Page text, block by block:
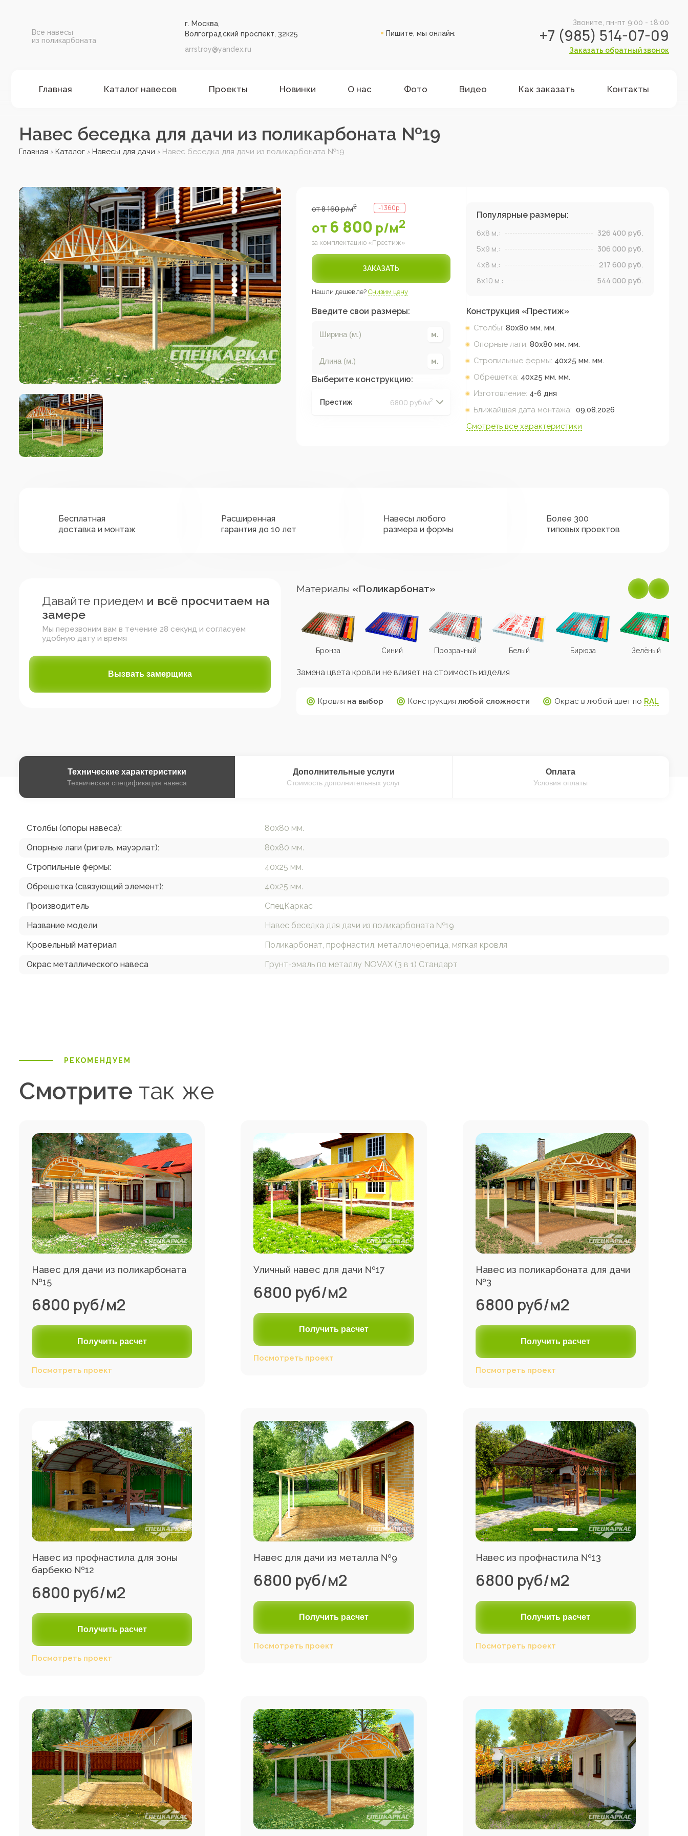
Все навесы
из поликарбоната
г. Москва,
Волгоградский проспект, 32к25
arrstroy@yandex.ru
Пишите, мы онлайн:
Звоните, пн-пт 9:00 - 18:00
+7 (985) 514-07-09
Заказать обратный звонок
Главная Каталог навесов Проекты Новинки О нас Фото Видео Как заказать Контакты
Навес беседка для дачи из поликарбоната №19
Главная › Каталог › Навесы для дачи › Навес беседка для дачи из поликарбоната №19
от8 160р/м2 -1 360р.
от 6 800 р/м2
за комплектацию «Престиж»
ЗАКАЗАТЬ
Нашли дешевле? Снизим цену
Введите свои размеры:
Выберите конструкцию:
Престиж 6800 руб/м2
Популярные размеры:
6x8 м.: 326 400 руб.
5x9 м.: 306 000 руб.
4x8 м.: 217 600 руб.
8x10 м.: 544 000 руб.
Конструкция «Престиж»
Столбы: 80х80 мм. мм.
Опорные лаги: 80х80 мм. мм.
Стропильные фермы: 40х25 мм. мм.
Обрешетка: 40х25 мм. мм.
Изготовление: 4-6 дня
Ближайшая дата монтажа: 09.08.2026
Смотреть все характеристики
Бесплатная
доставка и монтаж
Расширенная
гарантия до 10 лет
Навесы любого
размера и формы
Более 300
типовых проектов
Давайте приедем и всё просчитаем на
замере
Мы перезвоним вам в течение 28 секунд и согласуем
удобную дату и время
Вызвать замерщика
Материалы «Поликарбонат»
Бронза Синий Прозрачный Белый Бирюза Зелёный
Замена цвета кровли не влияет на стоимость изделия
Кровля на выбор Конструкция любой сложности Окрас в любой цвет по RAL
Технические характеристики
Техническая спецификация навеса
Дополнительныеуслуги
Стоимость дополнительных услуг
Оплата
Условия оплаты
Столбы (опоры навеса):
80х80 мм.
Опорные лаги (ригель, мауэрлат):
80х80 мм.
Стропильные фермы:
40х25 мм.
Обрешетка (связующий элемент):
40х25 мм.
Производитель
СпецКаркас
Название модели
Навес беседка для дачи из поликарбоната №19
Кровельный материал
Поликарбонат, профнастил, металлочерепица, мягкая кровля
Окрас металлического навеса
Грунт-эмаль по металлу NOVAX (3 в 1) Стандарт
РЕКОМЕНДУЕМ
Смотрите так же
Навес для дачи из поликарбоната
№15
6800 руб/м2
Получить расчет
Посмотреть проект
Уличный навес для дачи №17
6800 руб/м2
Получить расчет
Посмотреть проект
Навес из поликарбоната для дачи
№3
6800 руб/м2
Получить расчет
Посмотреть проект
Навес из профнастила для зоны
барбекю №12
6800 руб/м2
Получить расчет
Посмотреть проект
Навес для дачи из металла №9
6800 руб/м2
Получить расчет
Посмотреть проект
Навес из профнастила №13
6800 руб/м2
Получить расчет
Посмотреть проект